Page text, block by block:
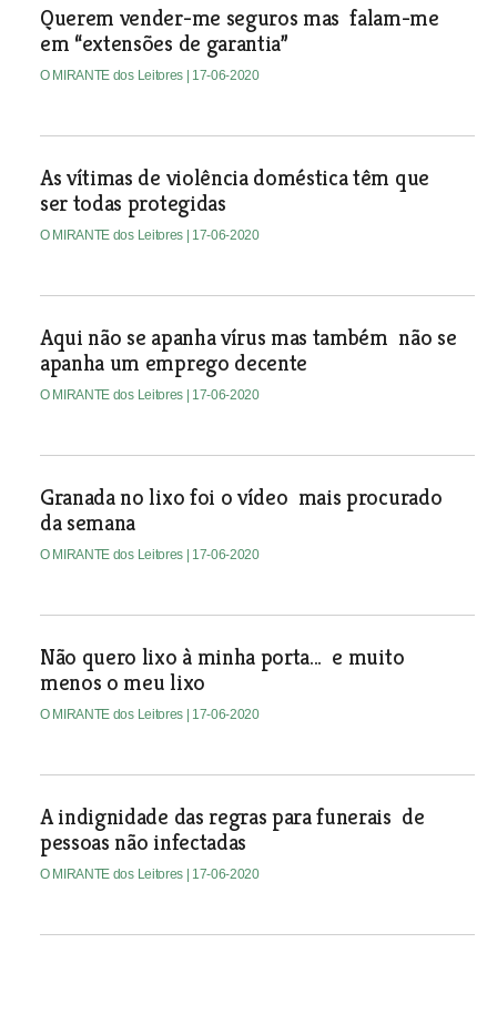
Querem vender-me seguros mas falam-me
em “extensões de garantia”
O MIRANTE dos Leitores | 17-06-2020
As vítimas de violência doméstica têm que
ser todas protegidas
O MIRANTE dos Leitores | 17-06-2020
Aqui não se apanha vírus mas também não se
apanha um emprego decente
O MIRANTE dos Leitores | 17-06-2020
Granada no lixo foi o vídeo mais procurado
da semana
O MIRANTE dos Leitores | 17-06-2020
Não quero lixo à minha porta... e muito
menos o meu lixo
O MIRANTE dos Leitores | 17-06-2020
A indignidade das regras para funerais de
pessoas não infectadas
O MIRANTE dos Leitores | 17-06-2020